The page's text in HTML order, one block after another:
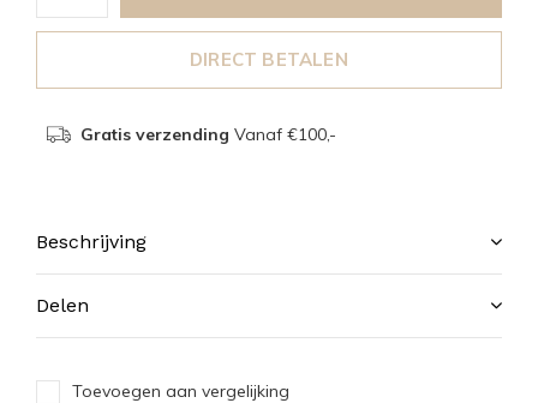
DIRECT BETALEN
Gratis verzending Vanaf €100,-
Beschrijving
Delen
Toevoegen aan vergelijking